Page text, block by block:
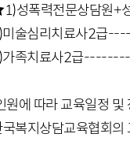
성폭력전문상담원+
미술심리치료사2
가족치료사2급
원에 따라 교육일정 및
국복지상담교육협회의